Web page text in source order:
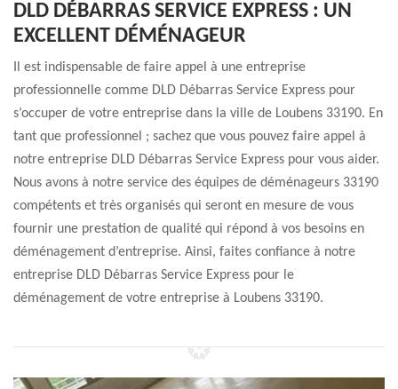
DLD DÉBARRAS SERVICE EXPRESS : UN
EXCELLENT DÉMÉNAGEUR
Il est indispensable de faire appel à une entreprise
professionnelle comme DLD Débarras Service Express pour
s’occuper de votre entreprise dans la ville de Loubens 33190. En
tant que professionnel ; sachez que vous pouvez faire appel à
notre entreprise DLD Débarras Service Express pour vous aider.
Nous avons à notre service des équipes de déménageurs 33190
compétents et très organisés qui seront en mesure de vous
fournir une prestation de qualité qui répond à vos besoins en
déménagement d’entreprise. Ainsi, faites confiance à notre
entreprise DLD Débarras Service Express pour le
déménagement de votre entreprise à Loubens 33190.